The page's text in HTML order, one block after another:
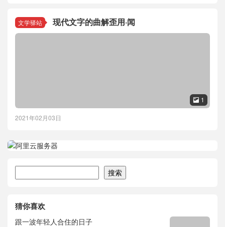
文学驿站 现代文字的曲解歪用·闻
 1
2021年02月03日
搜索
猜你喜欢
跟一波年轻人合住的日子